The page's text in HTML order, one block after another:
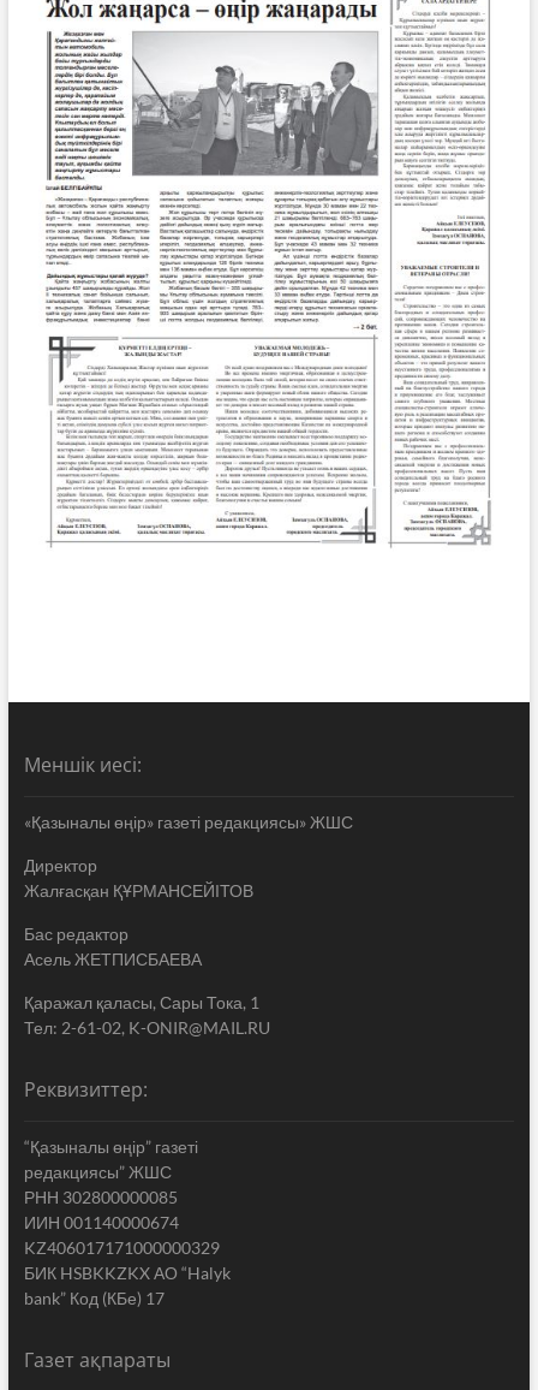
Меншік иесі:
«Қазыналы өңір» газеті редакциясы» ЖШС
Директор
Жалғасқан ҚҰРМАНСЕЙІТОВ
Бас редактор
Асель ЖЕТПИСБАЕВА
Қаражал қаласы, Сары Тока, 1
Тел: 2-61-02, K-ONIR@MAIL.RU
Реквизиттер:
“Қазыналы өңір” газеті
редакциясы” ЖШС
РНН 302800000085
ИИН 001140000674
KZ406017171000000329
БИК HSBKKZKX АО “Halyk
bank” Код (КБе) 17
Газет ақпараты